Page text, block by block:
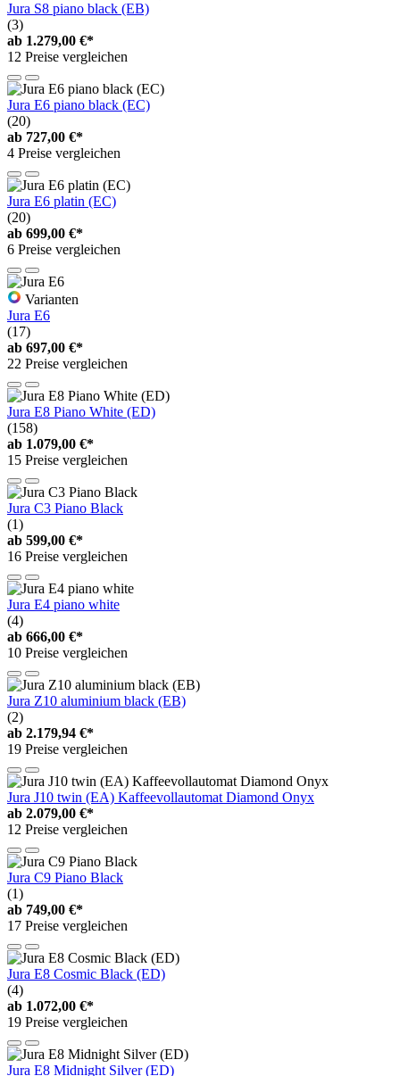
Jura S8 piano black (EB)
(3)
ab 1.279,00 €*
12 Preise vergleichen
Jura E6 piano black (EC)
(20)
ab 727,00 €*
4 Preise vergleichen
Jura E6 platin (EC)
(20)
ab 699,00 €*
6 Preise vergleichen
Varianten
Jura E6
(17)
ab 697,00 €*
22 Preise vergleichen
Jura E8 Piano White (ED)
(158)
ab 1.079,00 €*
15 Preise vergleichen
Jura C3 Piano Black
(1)
ab 599,00 €*
16 Preise vergleichen
Jura E4 piano white
(4)
ab 666,00 €*
10 Preise vergleichen
Jura Z10 aluminium black (EB)
(2)
ab 2.179,94 €*
19 Preise vergleichen
Jura J10 twin (EA) Kaffeevollautomat Diamond Onyx
ab 2.079,00 €*
12 Preise vergleichen
Jura C9 Piano Black
(1)
ab 749,00 €*
17 Preise vergleichen
Jura E8 Cosmic Black (ED)
(4)
ab 1.072,00 €*
19 Preise vergleichen
Jura E8 Midnight Silver (ED)